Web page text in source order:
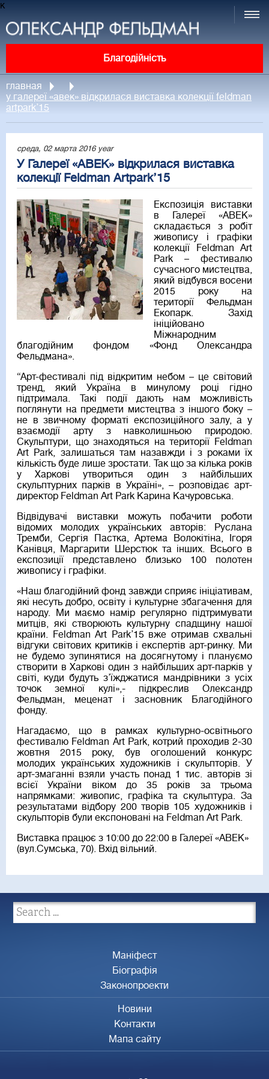
к
Благодійність
главная
у галереї «авек» відкрилася виставка колекції feldman
artpark’15
среда, 02 марта 2016 year
У Галереї «АВЕК» відкрилася виставка
колекції Feldman Artpark’15
Експозиція виставки
в Галереї «АВЕК»
складається з робіт
живопису і графіки
колекції Feldman Art
Park – фестивалю
сучасного мистецтва,
який відбувся восени
2015 року на
території Фельдман
Екопарк. Захід
ініційовано
Міжнародним
благодійним фондом «Фонд Олександра
Фельдмана».
“Арт-фестивалі під відкритим небом – це світовий
тренд, який Україна в минулому році гідно
підтримала. Такі події дають нам можливість
поглянути на предмети мистецтва з іншого боку –
не в звичному форматі експозиційного залу, а у
взаємодії арту з навколишньою природою.
Скульптури, що знаходяться на території Feldman
Art Park, залишаться там назавжди і з роками їх
кількість буде лише зростати. Так що за кілька років
у Харкові утвориться один з найбільших
скульптурних парків в Україні», – розповідає арт-
директор Feldman Art Park Карина Качуровська.
Відвідувачі виставки можуть побачити роботи
відомих молодих українських авторів: Руслана
Тремби, Сергія Пастка, Артема Волокітіна, Ігоря
Канівця, Маргарити Шерстюк та інших. Всього в
експозиції представлено близько 100 полотен
живопису і графіки.
«Наш благодійний фонд завжди сприяє ініціативам,
які несуть добро, освіту і культурне збагачення для
народу. Ми маємо намір регулярно підтримувати
митців, які створюють культурну спадщину нашої
країни. Feldman Art Park’15 вже отримав схвальні
відгуки світових критиків і експертів арт-ринку. Ми
не будемо зупинятися на досягнутому і плануємо
створити в Харкові один з найбільших арт-парків у
світі, куди будуть з’їжджатися мандрівники з усіх
точок земної кулі»,- підкреслив Олександр
Фельдман, меценат і засновник Благодійного
фонду.
Нагадаємо, що в рамках культурно-освітнього
фестивалю Feldman Art Park, котрий проходив 2-30
жовтня 2015 року, був оголошений конкурс
молодих українських художників і скульпторів. У
арт-змаганні взяли участь понад 1 тис. авторів зі
всієї України віком до 35 років за трьома
напрямками: живопис, графіка та скульптура. За
результатами відбору 200 творів 105 художників і
скульпторів були експоновані на Feldman Art Park.
Виставка працює з 10:00 до 22:00 в Галереї «АВЕК»
(вул.Сумська, 70). Вхід вільний.
Маніфест
Біографія
Законопроекти
Новини
Контакти
Мапа сайту